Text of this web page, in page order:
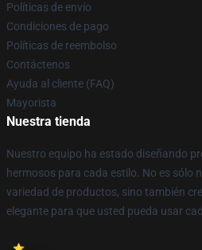
Políticas de envío
Condiciones de pago
Políticas de reembolso
Contáctenos
Ayuda al cliente (FAQ)
Mayorista
Nuestra tienda
Nuestro equipo ha estado diseñando
hermosos para cada estilo. No es sólo
variedad de productos, sino también
elegante para que usted pueda usar